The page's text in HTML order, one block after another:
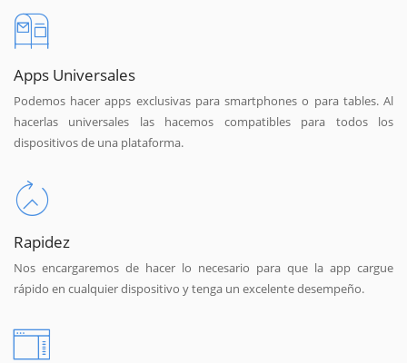
Apps Universales
Podemos hacer apps exclusivas para smartphones o para tables. Al
hacerlas universales las hacemos compatibles para todos los
dispositivos de una plataforma.
Rapidez
Nos encargaremos de hacer lo necesario para que la app cargue
rápido en cualquier dispositivo y tenga un excelente desempeño.